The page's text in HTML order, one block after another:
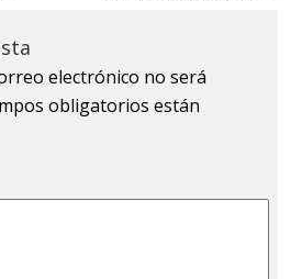
electrónico no será
obligatorios están